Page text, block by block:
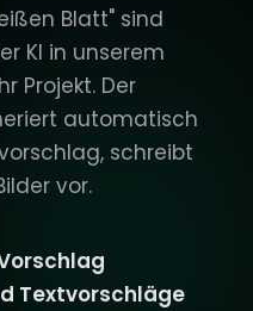
Blatt" sind
KI in unserem
Projekt. Der
automatisch
schreibt
vor.
Textvorschläge